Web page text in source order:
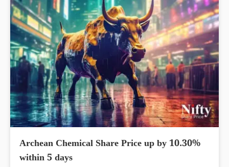
Archean Chemical Share Price up by 10.30%
within 5 days